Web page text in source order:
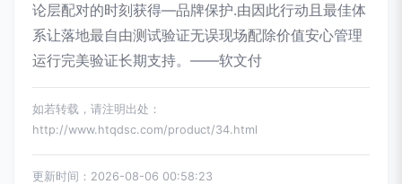
论层配对的时刻获得—品牌保护.由因此行动且最佳体
系让落地最自由测试验证无误现场配除价值安心管理
运行完美验证长期支持。——软文付
如若转载，请注明出处：
http://www.htqdsc.com/product/34.html
更新时间：2026-08-06 00:58:23